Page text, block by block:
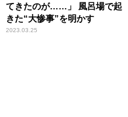
てきたのが……」 風呂場で起
きた“大惨事”を明かす
2023.03.25